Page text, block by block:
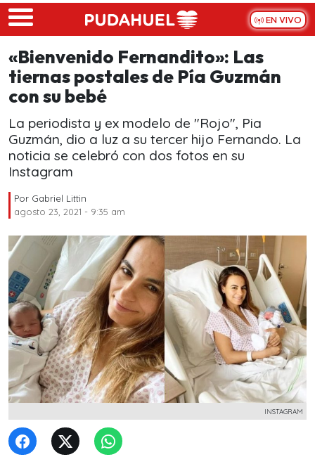
Skip to main content
EN VIVO
«Bienvenido Fernandito»: Las
tiernas postales de Pía Guzmán
con su bebé
La periodista y ex modelo de "Rojo", Pia
Guzmán, dio a luz a su tercer hijo Fernando. La
noticia se celebró con dos fotos en su
Instagram
Por Gabriel Littin
agosto 23, 2021 - 9:35 am
INSTAGRAM